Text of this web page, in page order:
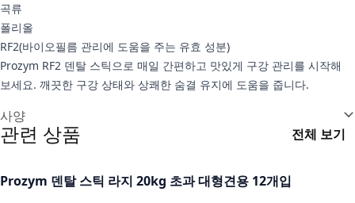
곡류
폴리올
RF2(바이오필름 관리에 도움을 주는 유효 성분)
Prozym RF2 덴탈 스틱으로 매일 간편하고 맛있게 구강 관리를 시작해
보세요. 깨끗한 구강 상태와 상쾌한 숨결 유지에 도움을 줍니다.
사양
관련 상품 전체 보기
Prozym 덴탈 스틱 라지 20kg 초과 대형견용 12개입